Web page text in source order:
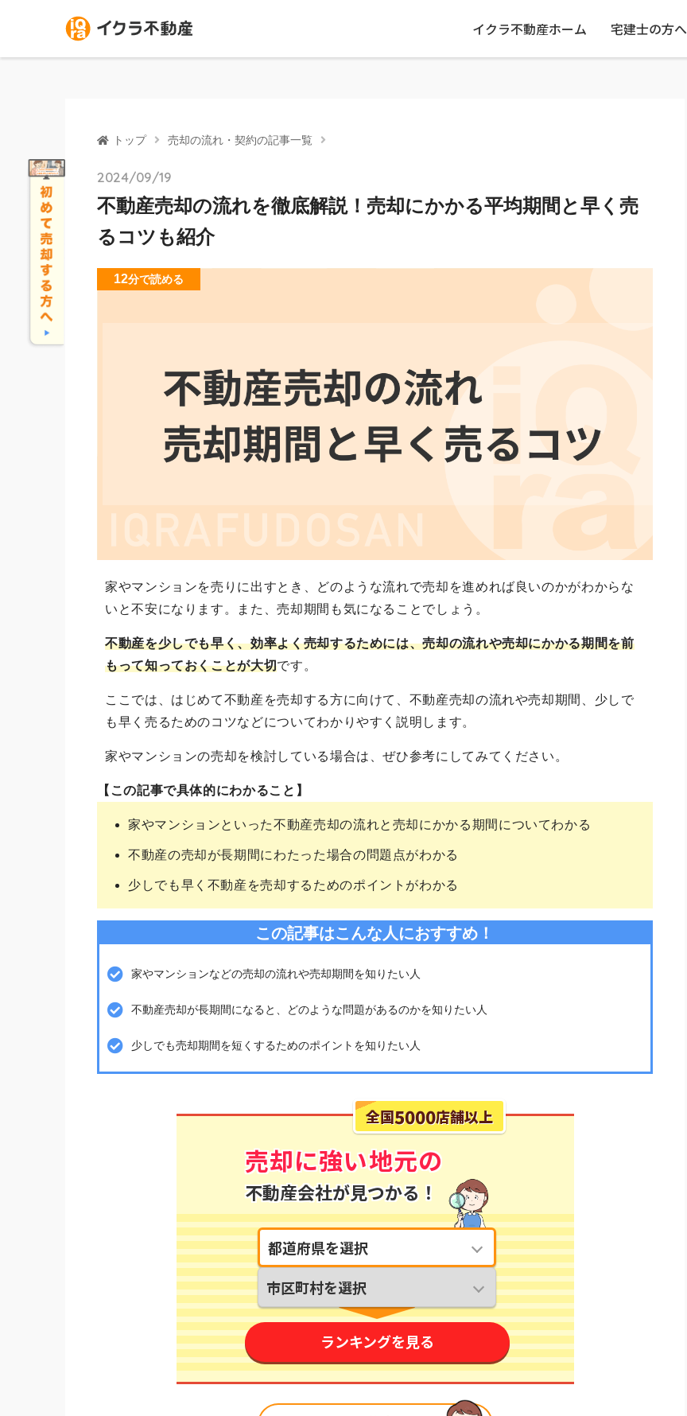
イクラ不動産ホーム 宅建士の方へ
トップ 売却の流れ・契約の記事一覧
2024/09/19
不動産売却の流れを徹底解説！売却にかかる平均期間と早く売
るコツも紹介
12分で読める
家やマンションを売りに出すとき、どのような流れで売却を進めれば良いのかがわからな
いと不安になります。また、売却期間も気になることでしょう。
不動産を少しでも早く、効率よく売却するためには、売却の流れや売却にかかる期間を前
もって知っておくことが大切です。
ここでは、はじめて不動産を売却する方に向けて、不動産売却の流れや売却期間、少しで
も早く売るためのコツなどについてわかりやすく説明します。
家やマンションの売却を検討している場合は、ぜひ参考にしてみてください。
【この記事で具体的にわかること】
家やマンションといった不動産売却の流れと売却にかかる期間についてわかる
不動産の売却が長期間にわたった場合の問題点がわかる
少しでも早く不動産を売却するためのポイントがわかる
この記事はこんな人におすすめ！
家やマンションなどの売却の流れや売却期間を知りたい人
不動産売却が長期間になると、どのような問題があるのかを知りたい人
少しでも売却期間を短くするためのポイントを知りたい人